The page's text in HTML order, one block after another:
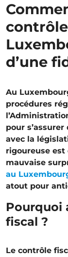
d’une
Au
procédures
pour
avec la
rigoureuse
mauvaise
au
atout pour
Pourquoi
fiscal ?
Le contrôle